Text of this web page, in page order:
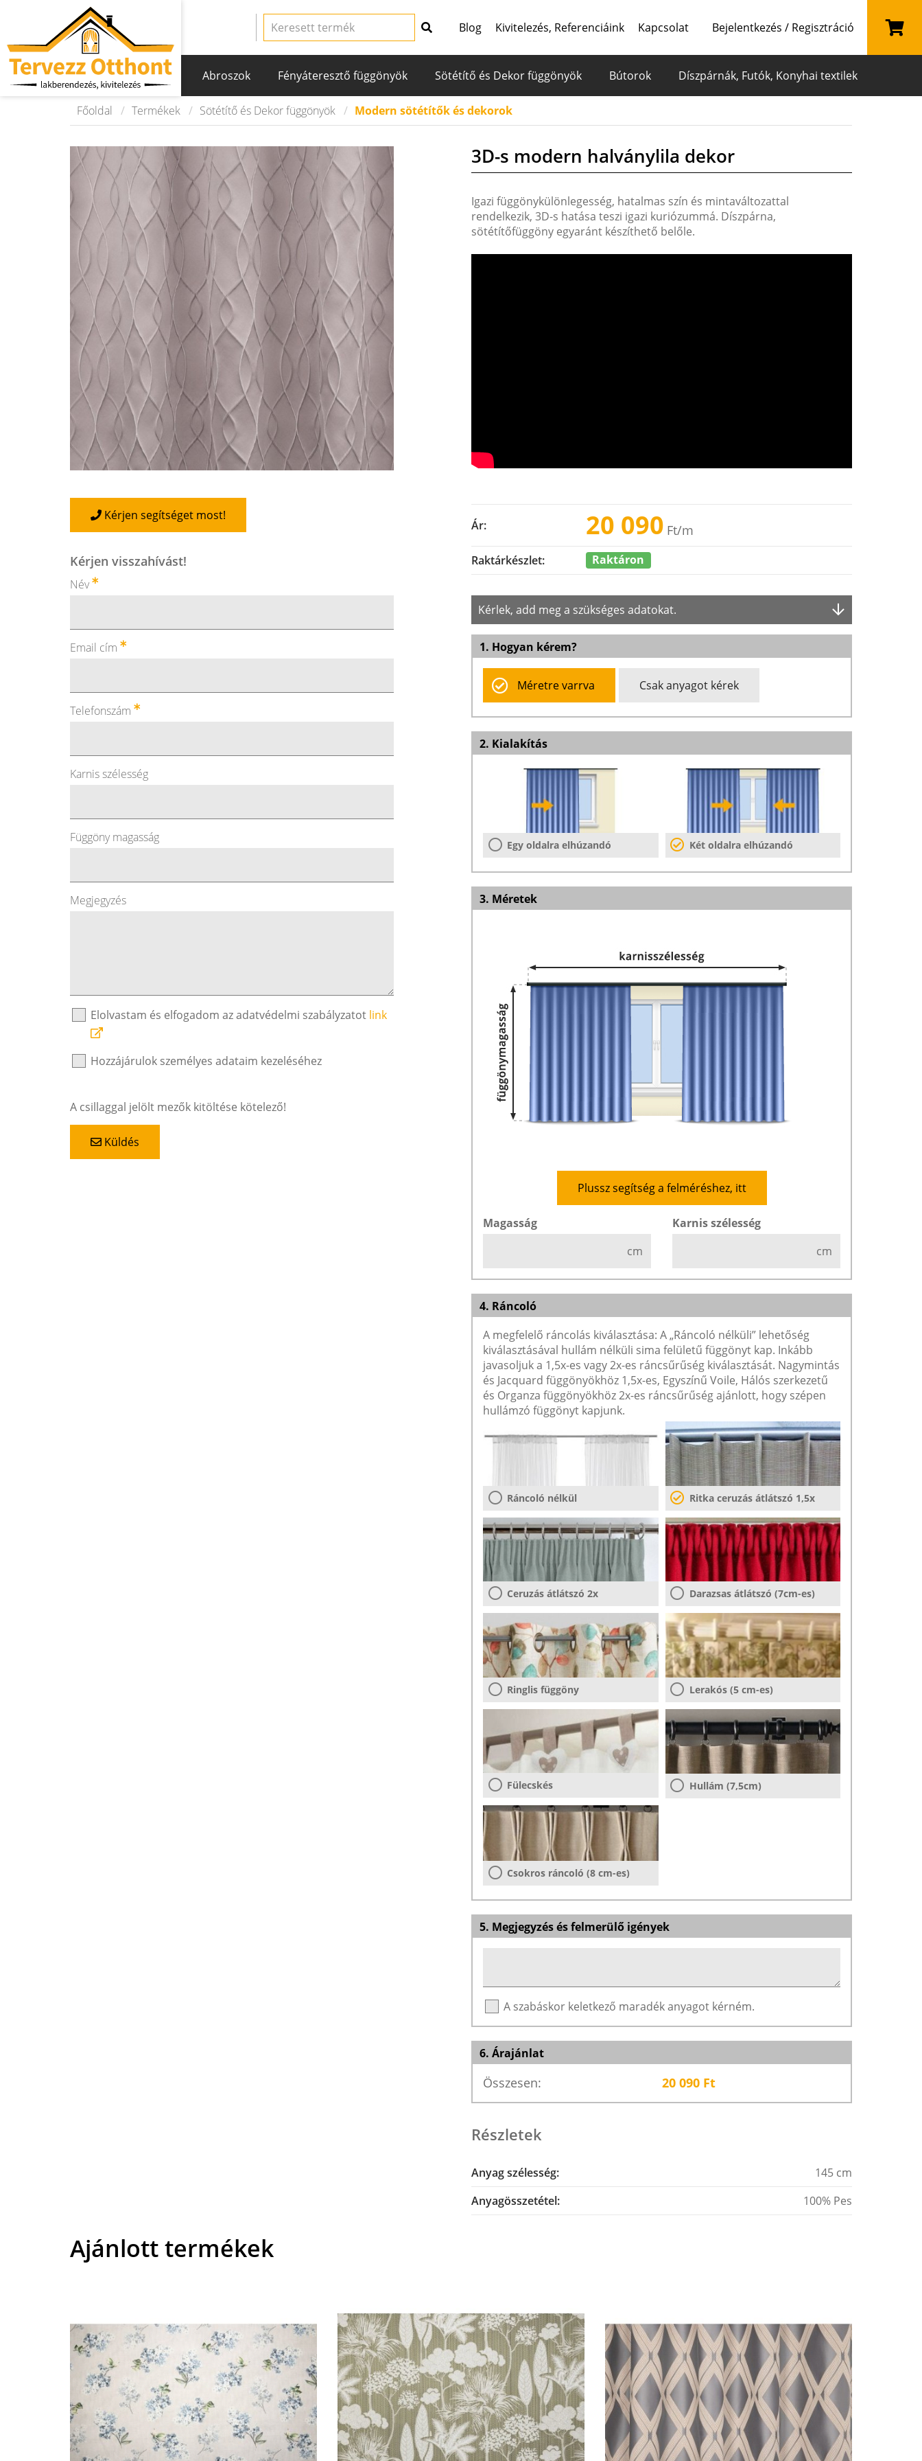
Blog Kivitelezés, Referenciáink Kapcsolat Bejelentkezés / Regisztráció
Abroszok Fényáteresztő függönyök Sötétítő és Dekor függönyök Bútorok Díszpárnák, Futók, Konyhai textilek
Főoldal Termékek Sötétítő és Dekor függönyök Modern sötétítők és dekorok
Kérjen segítséget most!
Kérjen visszahívást!
Név
Email cím
Telefonszám
Karnis szélesség
Függöny magasság
Megjegyzés
Elolvastam és elfogadom az adatvédelmi szabályzatot link
Hozzájárulok személyes adataim kezeléséhez
A csillaggal jelölt mezők kitöltése kötelező!
Küldés
3D-s modern halványlila dekor
Igazi függönykülönlegesség, hatalmas szín és mintaváltozattal
rendelkezik, 3D-s hatása teszi igazi kuriózummá. Díszpárna,
sötétítőfüggöny egyaránt készíthető belőle.
Ár: 20 090 Ft/m
Raktárkészlet: Raktáron
Kérlek, add meg a szükséges adatokat.
1. Hogyan kérem?
Méretre varrva Csak anyagot kérek
2. Kialakítás
Egy oldalra elhúzandó Két oldalra elhúzandó
3. Méretek
Plussz segítség a felméréshez, itt
Magasság
cm
Karnis szélesség
cm
4. Ráncoló
A megfelelő ráncolás kiválasztása: A „Ráncoló nélküli” lehetőség
kiválasztásával hullám nélküli sima felületű függönyt kap. Inkább
javasoljuk a 1,5x-es vagy 2x-es ráncsűrűség kiválasztását. Nagymintás
és Jacquard függönyökhöz 1,5x-es, Egyszínű Voile, Hálós szerkezetű
és Organza függönyökhöz 2x-es ráncsűrűség ajánlott, hogy szépen
hullámzó függönyt kapjunk.
Ráncoló nélkül Ritka ceruzás átlátszó 1,5x
Ceruzás átlátszó 2x Darazsas átlátszó (7cm-es)
Ringlis függöny Lerakós (5 cm-es)
Fülecskés Hullám (7,5cm)
Csokros ráncoló (8 cm-es)
5. Megjegyzés és felmerülő igények
A szabáskor keletkező maradék anyagot kérném.
6. Árajánlat
Összesen: 20 090Ft
Részletek
Anyag szélesség:
145 cm
Anyagösszetétel:
100% Pes
Ajánlott termékek